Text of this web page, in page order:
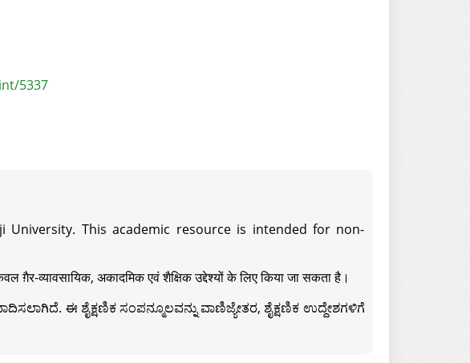
5337
University. This academic resource is intended for non-
ग़ैर-व्यावसायिक, अकादमिक एवं शैक्षिक उद्देश्यों के लिए किया जा सकता है।
ಈ ಶೈಕ್ಷಣಿಕ ಸಂಪನ್ಮೂಲವನ್ನು ವಾಣಿಜ್ಯೇತರ, ಶೈಕ್ಷಣಿಕ ಉದ್ದೇಶಗಳಿಗೆ